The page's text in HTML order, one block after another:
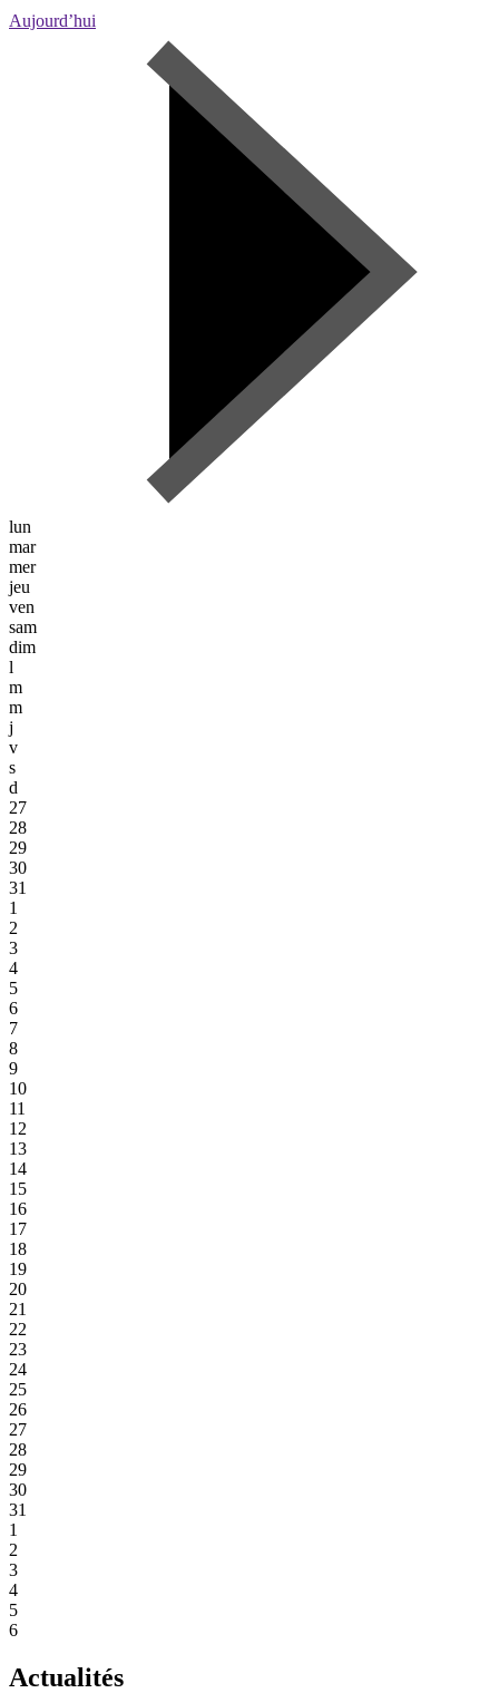
Aujourd’hui
lun
mar
mer
jeu
ven
sam
dim
l
m
m
j
v
s
d
27
28
29
30
31
1
2
3
4
5
6
7
8
9
10
11
12
13
14
15
16
17
18
19
20
21
22
23
24
25
26
27
28
29
30
31
1
2
3
4
5
6
Actualités